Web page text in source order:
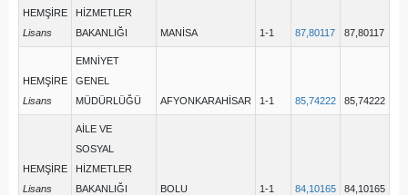
HEMŞİRE
Lisans
HİZMETLER
BAKANLIĞI
MANİSA 1-1 87,80117 87,80117
HEMŞİRE
Lisans
EMNİYET
GENEL
MÜDÜRLÜĞÜ
AFYONKARAHİSAR 1-1 85,74222 85,74222
HEMŞİRE
Lisans
AİLE VE
SOSYAL
HİZMETLER
BAKANLIĞI
BOLU 1-1 84,10165 84,10165